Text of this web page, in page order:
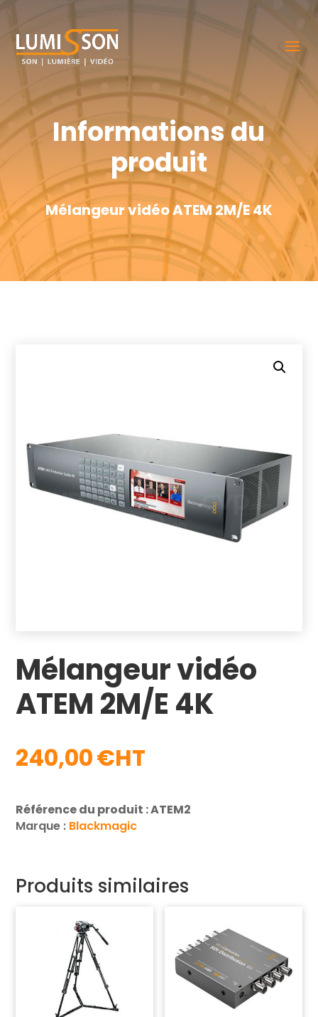
Informations du
produit
Mélangeur vidéo ATEM 2M/E 4K
Mélangeur vidéo
ATEM 2M/E 4K
240,00€
Référence du produit : ATEM2
Marque : Blackmagic
Produits similaires